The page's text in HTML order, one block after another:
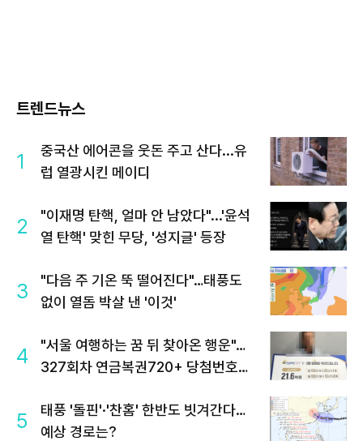
트렌드뉴스
1
중국산 에어콘을 웃돈 주고 산다...유
럽 열광시킨 메이디
2
"이재명 탄핵, 얼마 안 남았다"...'윤석
열 탄핵' 맞힌 무당, '성지글' 등장
3
"다음 주 기온 뚝 떨어진다"…태풍도
없이 열돔 박살 낸 '이것'
4
"서울 여행하는 꿈 뒤 찾아온 행운"…
327회차 연금복권720+ 당첨번호조
5
태풍 '돌핀'·'찬홈' 한반도 빗겨간다…
예상 경로는?